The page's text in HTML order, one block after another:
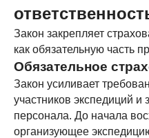
Закон закрепляет
как обязательную часть
Обязательное
Закон усиливает
участников экспедиций и
персонала. До начала
организующее